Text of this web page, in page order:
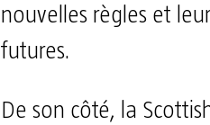
nouvelles règles et
futures.
De son côté, la